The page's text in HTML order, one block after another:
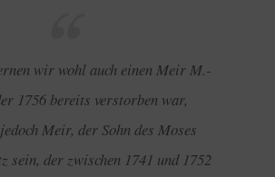
wir wohl auch einen Meir M.-
1756 bereits verstorben war,
Meir, der Sohn des Moses
sein, der zwischen 1741 und 1752